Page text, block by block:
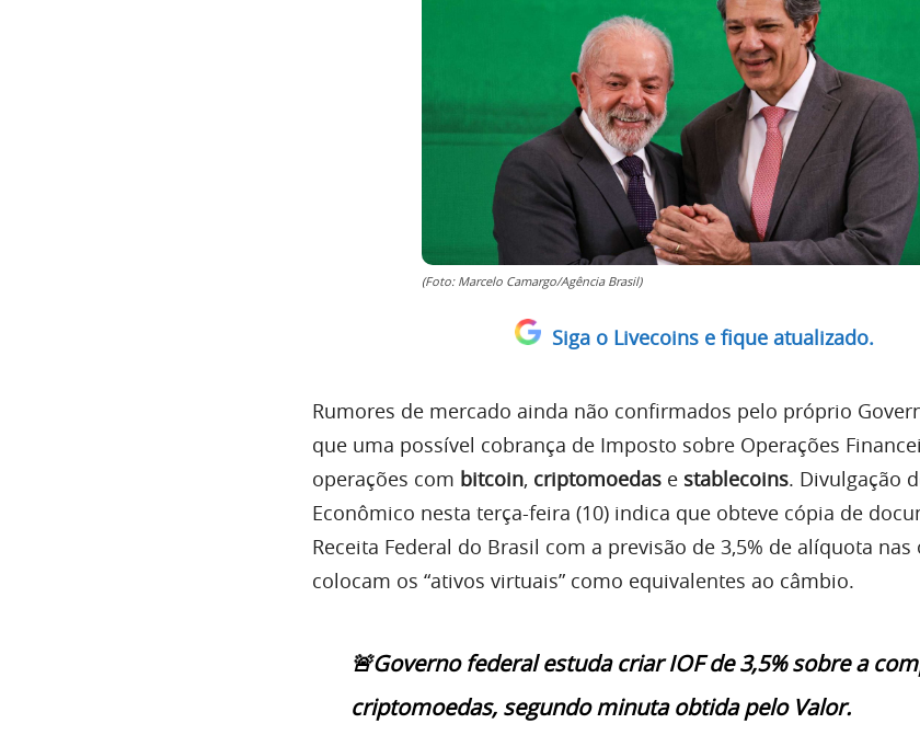
(Foto: Marcelo Camargo/Agência Brasil)
Siga o Livecoins e fique atualizado.
Rumores de mercado ainda não confirmados pelo próprio
que uma possível cobrança de Imposto sobre Operações
operações com bitcoin, criptomoedas e stablecoins. Divulgação
Econômico nesta terça-feira (10) indica que obteve cópia de
Receita Federal do Brasil com a previsão de 3,5% de alíquota nas
colocam os “ativos virtuais” como equivalentes ao câmbio.
🚨Governo federal estuda criar IOF de 3,5% sobre a
criptomoedas, segundo minuta obtida pelo Valor.